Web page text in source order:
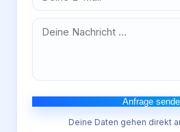
Anfrage
Deine Daten gehen direkt